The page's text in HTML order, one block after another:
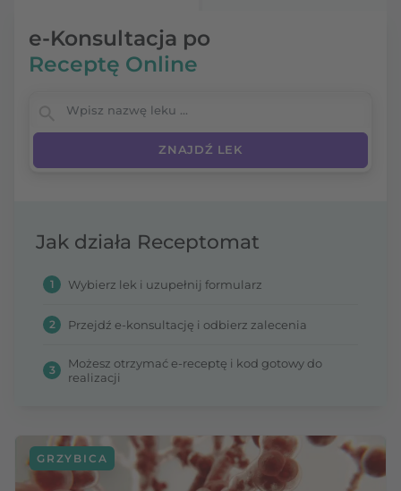
e-Konsultacja po
Receptę Online
Jak działa Receptomat
1 Wybierz lek i uzupełnij formularz
2 Przejdź e-konsultację i odbierz zalecenia
3
Możesz otrzymać e-receptę i kod gotowy do
realizacji
GRZYBICA